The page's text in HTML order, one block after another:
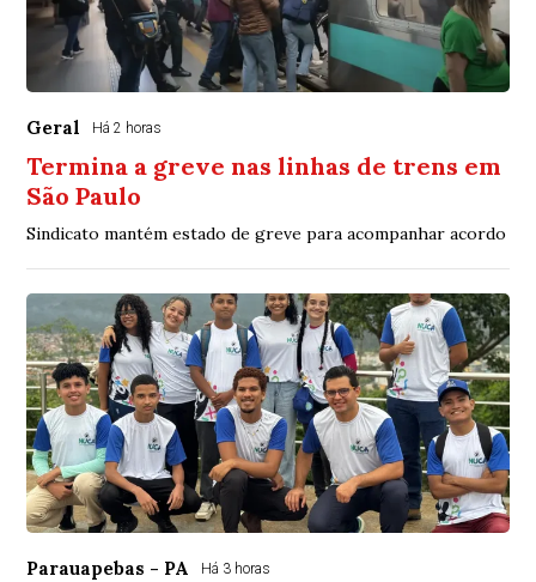
Geral Há 2 horas
Termina a greve nas linhas de trens em
São Paulo
Sindicato mantém estado de greve para acompanhar acordo
Parauapebas - PA Há 3 horas